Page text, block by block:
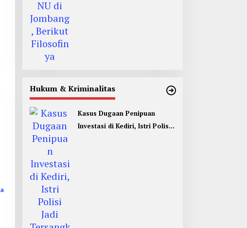
Hukum & Kriminalitas
Kasus Dugaan Penipuan
Investasi di Kediri, Istri Polisi